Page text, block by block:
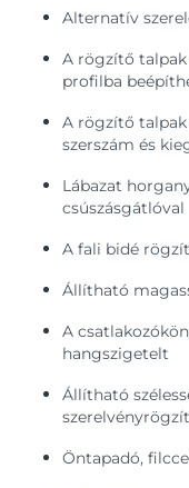
Alternatív
A rögzítő talpak
profilba
A rögzítő
szerszám és
Lábazat
csúszásgátlóval
A fali bidé
Állítható
A
hangszigetelt
Állítható
Öntapadó,